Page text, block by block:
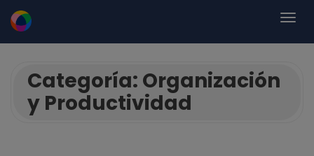
Categoría: Organización
y Productividad